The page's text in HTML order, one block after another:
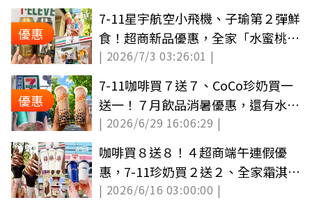
優惠
7-11星宇航空小飛機、子瑜第２彈鮮
食！超商新品優惠，全家「水蜜桃霜
淇淋」６元
| 2026/7/3 03:26:01 |
優惠
7-11咖啡買７送７、CoCo珍奶買一
送一！７月飲品消暑優惠，還有水果
茶買２送２
| 2026/6/29 16:06:29 |
咖啡買８送８！４超商端午連假優
惠，7-11珍奶買２送２、全家霜淇淋
買一送一
| 2026/6/16 03:00:00 |